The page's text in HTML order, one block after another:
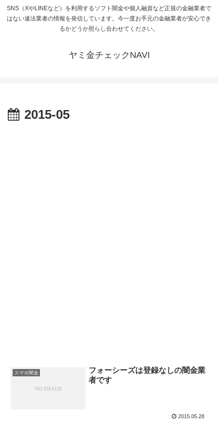
SNS（XやLINEなど）を利用するソフト闇金や個人融資など正規の金融業者で
はない違法業者の情報を発信しています。今一度お手元の金融業者が安心でき
るかどうか照らし合わせてください。
ヤミ金チェックNAVI
2015-05
スマホ闇金
フォーシーズは登録なしの闇金業
者です
2015.05.28